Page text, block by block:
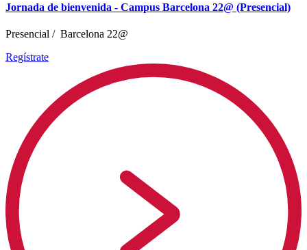
Jornada de bienvenida - Campus Barcelona 22@ (Presencial)
Presencial / Barcelona 22@
Regístrate